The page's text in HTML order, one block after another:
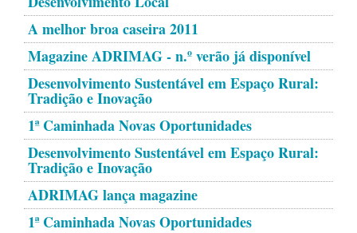
A melhor broa caseira 2011
Magazine ADRIMAG - n.º verão já disponível
Desenvolvimento Sustentável em Espaço Rural:
Tradição e Inovação
1ª Caminhada Novas Oportunidades
Desenvolvimento Sustentável em Espaço Rural:
Tradição e Inovação
ADRIMAG lança magazine
1ª Caminhada Novas Oportunidades